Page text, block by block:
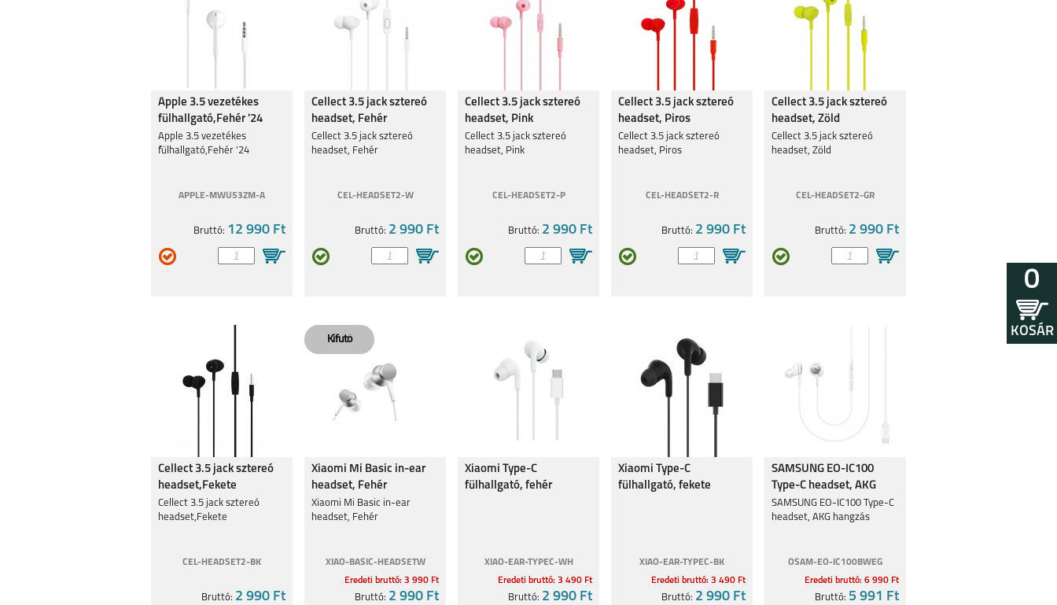
IPHONE 16 PRO MAX IPHONE 16 PLUS IPHONE 16 PRO IPHONE 16 IPHONE 15 PRO MAX
IPHONE 14 IPHONE 13 PRO MAX
IPHONE 13 MINI IPHONE 13 IPHONE 12 IPHONE 12 MINI IPHONE 12 PRO
IPHONE 12 PRO MAX IPHONE 11 PRO IPHONE 11 PRO MAX
Apple 3.5 vezetékes
fülhallgató,Fehér '24
Apple 3.5 vezetékes
fülhallgató,Fehér '24
APPLE-MWU53ZM-A
Bruttó: 12 990 Ft
Cellect 3.5 jack sztereó
headset, Fehér
Cellect 3.5 jack sztereó
headset, Fehér
CEL-HEADSET2-W
Bruttó: 2 990 Ft
Cellect 3.5 jack sztereó
headset, Pink
Cellect 3.5 jack sztereó
headset, Pink
CEL-HEADSET2-P
Bruttó: 2 990 Ft
Cellect 3.5 jack sztereó
headset, Piros
Cellect 3.5 jack sztereó
headset, Piros
CEL-HEADSET2-R
Bruttó: 2 990 Ft
Cellect 3.5 jack sztereó
headset, Zöld
Cellect 3.5 jack sztereó
headset, Zöld
CEL-HEADSET2-GR
Bruttó: 2 990 Ft
Cellect 3.5 jack sztereó
headset,Fekete
Cellect 3.5 jack sztereó
headset,Fekete
CEL-HEADSET2-BK
Bruttó: 2 990 Ft
Xiaomi Mi Basic in-ear
headset, Fehér
Xiaomi Mi Basic in-ear
headset, Fehér
XIAO-BASIC-HEADSETW
Eredeti bruttó: 3 990 Ft
Bruttó: 2 990 Ft
Xiaomi Type-C
fülhallgató, fehér
XIAO-EAR-TYPEC-WH
Eredeti bruttó: 3 490 Ft
Bruttó: 2 990 Ft
Xiaomi Type-C
fülhallgató, fekete
XIAO-EAR-TYPEC-BK
Eredeti bruttó: 3 490 Ft
Bruttó: 2 990 Ft
SAMSUNG EO-IC100
Type-C headset, AKG
hangzással, Fehér
SAMSUNG EO-IC100 Type-C
headset, AKG hangzás
OSAM-EO-IC100BWEG
Eredeti bruttó: 6 990 Ft
Bruttó: 5 991 Ft
0
KOSÁR